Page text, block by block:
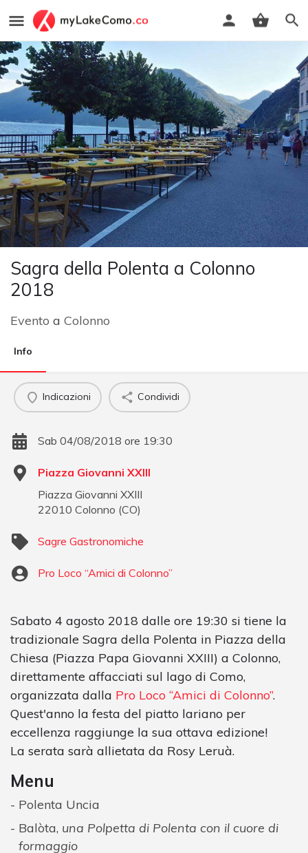
Sagra della Polenta a Colonno
2018
Evento a Colonno
Info
Indicazioni Condividi
Sab 04/08/2018 ore 19:30
Piazza Giovanni XXIII
Piazza Giovanni XXIII
22010 Colonno (CO)
Sagre Gastronomiche
Pro Loco “Amici di Colonno”
Sabato 4 agosto 2018 dalle ore 19:30 si tiene la
tradizionale Sagra della Polenta in Piazza della
Chiesa (Piazza Papa Giovanni XXIII) a Colonno,
direttamente affacciati sul lago di Como,
organizzata dalla Pro Loco “Amici di Colonno”.
Quest'anno la festa del piatto lariano per
eccellenza raggiunge la sua ottava edizione!
La serata sarà allietata da Rosy Leruà.
Menu
Polenta Uncia
Balòta, una Polpetta di Polenta con il cuore di
formaggio